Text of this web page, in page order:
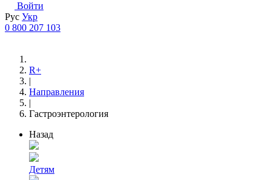
Войти
Рус Укр
0 800 207 103
R+
|
Направления
|
Гастроэнтерология
Назад
Детям